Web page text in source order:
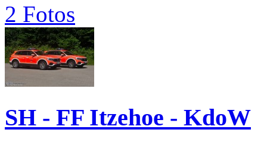
2 Fotos
SH - FF Itzehoe - KdoW